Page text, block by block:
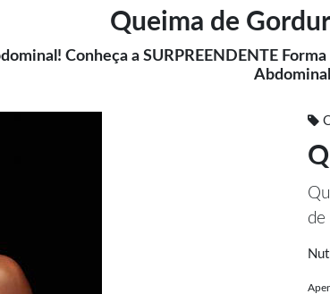
Queima de
Conheça a SURPREENDENTE
de